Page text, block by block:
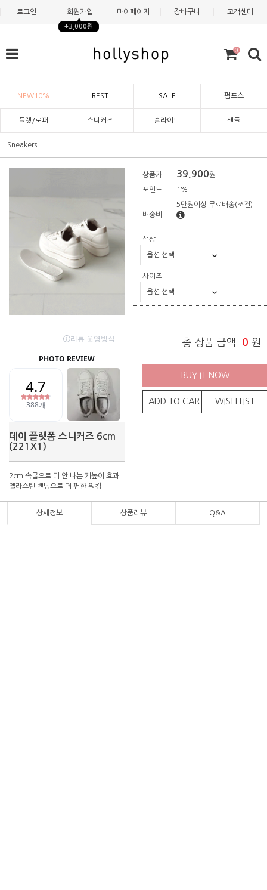
로그인 회원가입
+3,000원
마이페이지 장바구니 고객센터
0
NEW10% BEST SALE 펌프스
플랫/로퍼 스니커즈 슬라이드 샌들
Sneakers
데이 플랫폼 스니커즈 6cm
(221X1)
2cm 속굽으로 티 안 나는 키높이 효과
엘라스틴 밴딩으로 더 편한 워킹
상품가 39,900원
포인트 1%
배송비
5만원이상 무료배송(조건)
색상
사이즈
총 상품 금액 0 원
BUY IT NOW
ADD TO CART WISH LIST
상세정보 상품리뷰 Q&A